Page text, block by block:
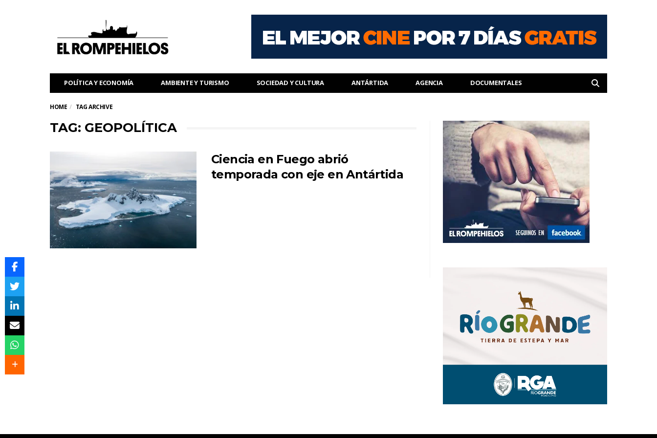
POLÍTICA Y ECONOMÍA AMBIENTE Y TURISMO SOCIEDAD Y CULTURA ANTÁRTIDA AGENCIA DOCUMENTALES
HOME TAG ARCHIVE
TAG: GEOPOLÍTICA
Ciencia en Fuego abrió
temporada con eje en Antártida